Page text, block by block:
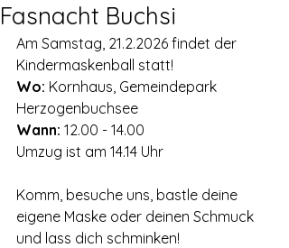
Fasnacht Buchsi
Am Samstag, 21.2.2026 findet der
Kindermaskenball statt!
Wo: Kornhaus, Gemeindepark
Herzogenbuchsee
Wann: 12.00 - 14.00
Umzug ist am 14.14 Uhr
Komm, besuche uns, bastle deine
eigene Maske oder deinen Schmuck
und lass dich schminken!